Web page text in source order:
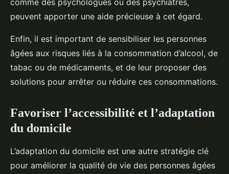
comme des psychologues ou des psychiatres,
peuvent apporter une aide précieuse à cet égard.
Enfin, il est important de sensibiliser les personnes
âgées aux risques liés à la consommation d’alcool, de
tabac ou de médicaments, et de leur proposer des
solutions pour arrêter ou réduire ces consommations.
Favoriser l’accessibilité et l’adaptation
du domicile
L’adaptation du domicile est une autre stratégie clé
pour améliorer la qualité de vie des personnes âgées